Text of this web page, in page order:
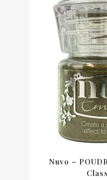
Nuvo –